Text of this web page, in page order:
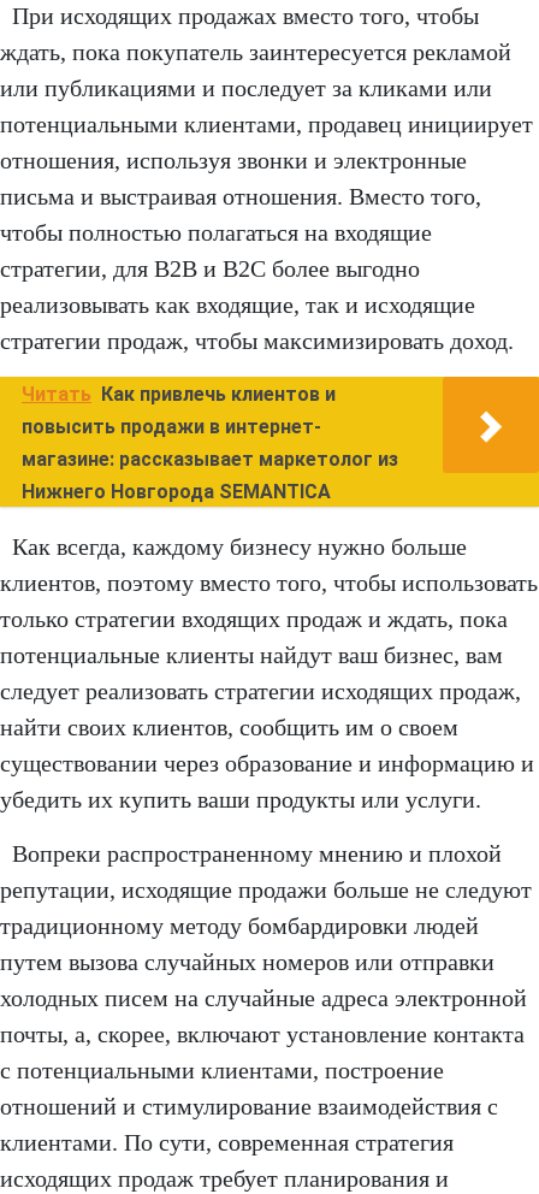
При исходящих продажах вместо того, чтобы
ждать, пока покупатель заинтересуется рекламой
или публикациями и последует за кликами или
потенциальными клиентами, продавец инициирует
отношения, используя звонки и электронные
письма и выстраивая отношения. Вместо того,
чтобы полностью полагаться на входящие
стратегии, для B2B и B2C более выгодно
реализовывать как входящие, так и исходящие
стратегии продаж, чтобы максимизировать доход.
Читать
Как привлечь клиентов и
повысить продажи в интернет-
магазине: рассказывает маркетолог из
Нижнего Новгорода SEMANTICA
Как всегда, каждому бизнесу нужно больше
клиентов, поэтому вместо того, чтобы использовать
только стратегии входящих продаж и ждать, пока
потенциальные клиенты найдут ваш бизнес, вам
следует реализовать стратегии исходящих продаж,
найти своих клиентов, сообщить им о своем
существовании через образование и информацию и
убедить их купить ваши продукты или услуги.
Вопреки распространенному мнению и плохой
репутации, исходящие продажи больше не следуют
традиционному методу бомбардировки людей
путем вызова случайных номеров или отправки
холодных писем на случайные адреса электронной
почты, а, скорее, включают установление контакта
с потенциальными клиентами, построение
отношений и стимулирование взаимодействия с
клиентами. По сути, современная стратегия
исходящих продаж требует планирования и